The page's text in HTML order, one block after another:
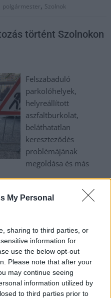
My Personal
sharing to third parties, or
information for
use the below opt-out
Please note that after your
may continue seeing
information utilized by
to third parties prior to
polgármester, Szolnok
történt Szolnokon
Felszabaduló
parkolóhelyek,
helyreállított
aszfaltburkolat,
beláthatatlan
kereszteződés
problémájának
megoldása és más
,változás
harmadik napja